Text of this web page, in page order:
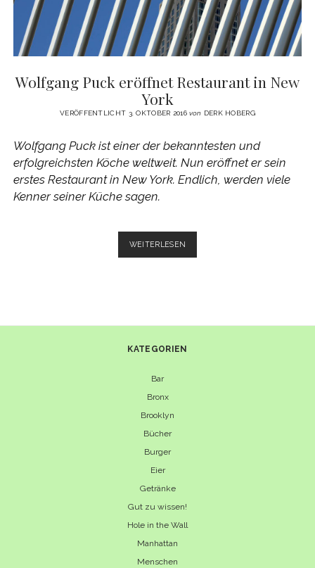
Wolfgang Puck eröffnet Restaurant in New
York
VERÖFFENTLICHT 3. OKTOBER 2016von DERK HOBERG
Wolfgang Puck ist einer der bekanntesten und
erfolgreichsten Köche weltweit. Nun eröffnet er sein
erstes Restaurant in New York. Endlich, werden viele
Kenner seiner Küche sagen.
WEITERLESEN
PUCK
KATEGORIEN
Bar
Bronx
Brooklyn
Bücher
Burger
Eier
Getränke
Gut zu wissen!
Hole in the Wall
Manhattan
Menschen